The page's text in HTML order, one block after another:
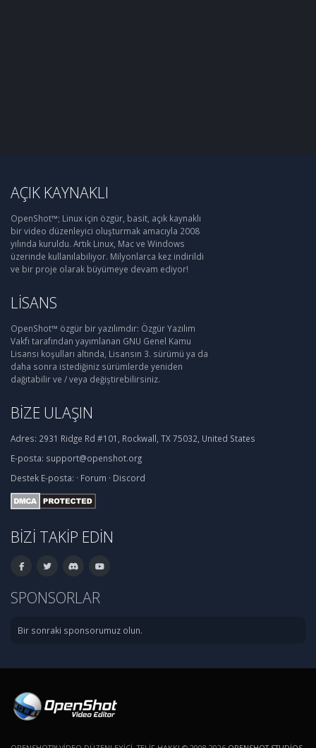
AÇIK KAYNAKLI
OpenShot™; Linux için özgür, basit, açık kaynaklı
bir video düzenleyici oluşturmak amacıyla 2008
yılında kuruldu. Artık Linux, Mac ve Windows
üzerinde kullanılabiliyor. Milyonlarca kez indirildi
ve bir proje olarak büyümeye devam ediyor!
LISANS
OpenShot™ özgür bir yazılımdır: Özgür Yazılım
Vakfı tarafından yayımlanan GNU Genel Kamu
Lisansı koşulları altında, Lisansın 3. sürümü ya da
daha sonra istediğiniz sürümlerde yeniden
dağıtabilir ve / veya değiştirebilirsiniz.
BIZE ULAŞIN
Adres: 2931 Ridge Rd #101, Rockwall, TX 75032, United States
E-posta: support@openshot.org
Destek E-posta: · Forum · Discord
BIZI TAKIP EDIN
SPONSORLAR
Bir sonraki sponsorumuz olun.